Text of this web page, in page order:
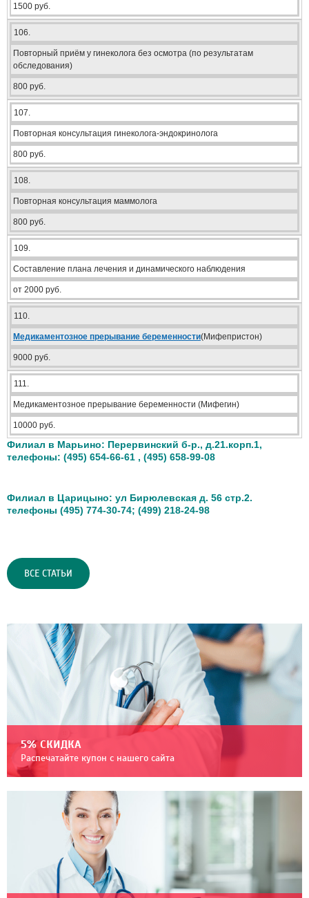
1500 руб.
106.
Повторный приём у гинеколога без осмотра (по результатам
обследования)
800 руб.
107.
Повторная консультация гинеколога-эндокринолога
800 руб.
108.
Повторная консультация маммолога
800 руб.
109.
Составление плана лечения и динамического наблюдения
от 2000 руб.
110.
Медикаментозное прерывание беременности(Мифепристон)
9000 руб.
111.
Медикаментозное прерывание беременности (Мифегин)
10000 руб.
Филиал в Марьино: Перервинский б-р., д.21.корп.1,
телефоны: (495) 654-66-61 , (495) 658-99-08
Филиал в Царицыно: ул Бирюлевская д. 56 стр.2.
телефоны (495) 774-30-74; (499) 218-24-98
ВСЕ СТАТЬИ
5% СКИДКА
Распечатайте купон с нашего сайта